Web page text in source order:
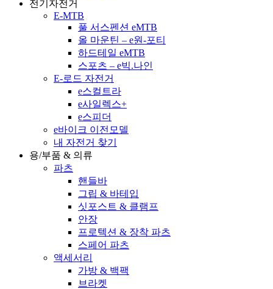
전기자전거
E-MTB
풀 서스펜션 eMTB
올 마운틴 – e원-포티
하드테일 eMTB
스포츠 – e빅.나인
E-로드 자전거
e스컬트라
e사일렉스+
e스피더
e바이크 이전모델
내 자전거 찾기
용/부품 & 의류
파츠
핸들바
그립 & 바테입
싯포스트 & 클램프
안장
프로텍션 & 장착 파츠
스페어 파츠
액세서리
가방 & 백팩
브라켓